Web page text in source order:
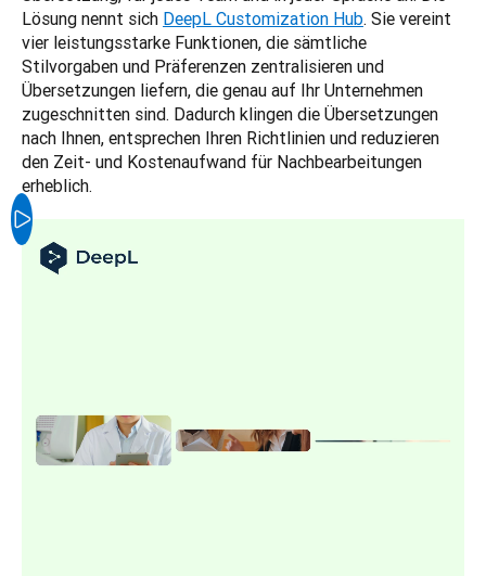
Lösung nennt sich DeepL Customization Hub. Sie vereint
vier leistungsstarke Funktionen, die sämtliche
Stilvorgaben und Präferenzen zentralisieren und
Übersetzungen liefern, die genau auf Ihr Unternehmen
zugeschnitten sind. Dadurch klingen die Übersetzungen
nach Ihnen, entsprechen Ihren Richtlinien und reduzieren
den Zeit- und Kostenaufwand für Nachbearbeitungen
erheblich.